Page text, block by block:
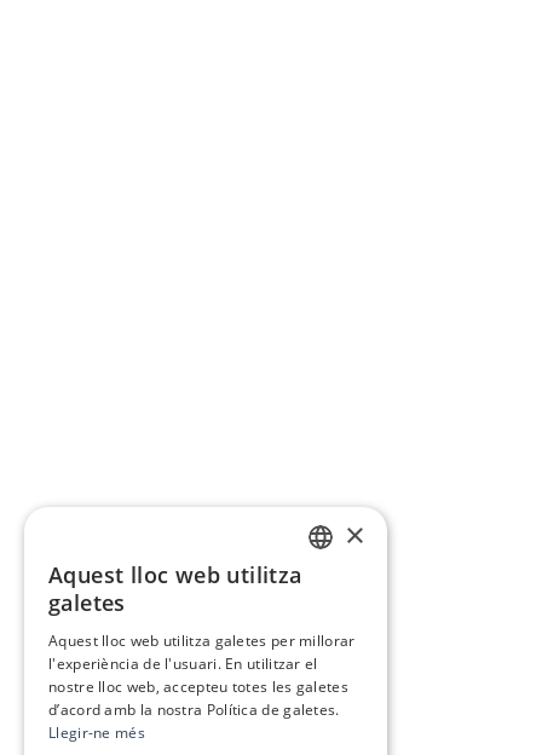
×
Aquest lloc web utilitza
galetes
Aquest lloc web utilitza galetes per millorar
l'experiència de l'usuari. En utilitzar el
nostre lloc web, accepteu totes les galetes
d’acord amb la nostra Política de galetes.
Llegir-ne més